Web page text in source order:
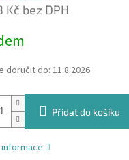
Kč bez DPH
doručit do:11.8.2026
Přidat do košíku